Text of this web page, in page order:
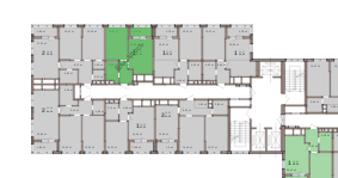
15,18 м² 13,67 м²
1,6 м²
13,05 м²
6,25 м²
1,80 м² 3,80 м²
14,19 м²
1,84 м²
3,71 м²
11,31 м²
2,85 м²
13,50 м²
13,49 м²
1,84 м²
21,55 м²
5,24 м²
1,84 м² 12,47 м²
8,11 м²
17,12 м²
12,34 м²
2,07 м²
12,47 м²
4,40 м²
1,72 м² 1,72 м²
15,47 м²
12,47 м²
4,40 м²
4,22 м² 4,22 м²
12,47 м² 1,78 м²
16,82 м²
4,40 м² 13,67 м²
3,80 м²
1,80 м²
15,47 м²
2,37 м²
2 28,85
55,35
1 35,00
2 26,99
64,62
2 59,96
1 12,47
138,28
1
39,69
1 38,34
Вы здесь